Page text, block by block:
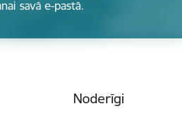
savā e-pastā.
Noderīgi